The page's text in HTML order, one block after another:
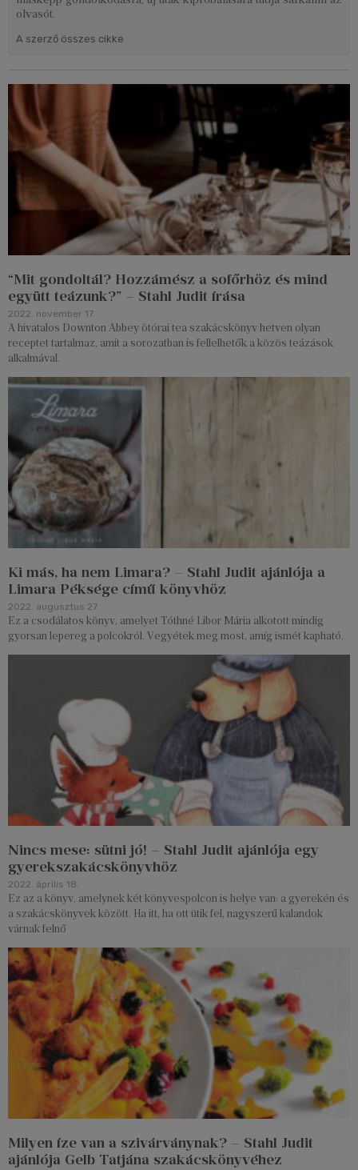
olvasót.
A szerző összes cikke
“Mit gondoltál? Hozzámész a sofőrhöz és mind
együtt teázunk?” – Stahl Judit írása
2022. november 17.
A hivatalos Downton Abbey ötórai tea szakácskönyv hetven olyan
receptet tartalmaz, amit a sorozatban is fellelhetők a közös teázások
alkalmával.
Ki más, ha nem Limara? – Stahl Judit ajánlója a
Limara Péksége című könyvhöz
2022. augusztus 27.
Ez a csodálatos könyv, amelyet Tóthné Libor Mária alkotott mindig
gyorsan lepereg a polcokról. Vegyétek meg most, amíg ismét kapható.
Nincs mese: sütni jó! – Stahl Judit ajánlója egy
gyerekszakácskönyvhöz
2022. április 18.
Ez az a könyv, amelynek két könyvespolcon is helye van: a gyerekén és
a szakácskönyvek között. Ha itt, ha ott ütik fel, nagyszerű kalandok
várnak felnő
Milyen íze van a szivárványnak? – Stahl Judit
ajánlója Gelb Tatjána szakácskönyvéhez